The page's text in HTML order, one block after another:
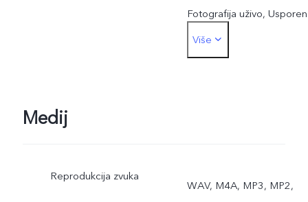
Fotografija uživo, Usporen
prikaz, Uzastopno
Više
Medij
Reprodukcija zvuka
WAV, M4A, MP3, MP2,